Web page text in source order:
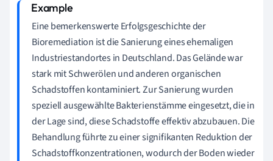
Eine bemerkenswerte Erfolgsgeschichte der
Bioremediation ist die Sanierung eines ehemaligen
Industriestandortes in Deutschland. Das Gelände war
stark mit Schwerölen und anderen organischen
Schadstoffen kontaminiert. Zur Sanierung wurden
speziell ausgewählte Bakterienstämme eingesetzt, die in
der Lage sind, diese Schadstoffe effektiv abzubauen. Die
Behandlung führte zu einer signifikanten Reduktion der
Schadstoffkonzentrationen, wodurch der Boden wieder